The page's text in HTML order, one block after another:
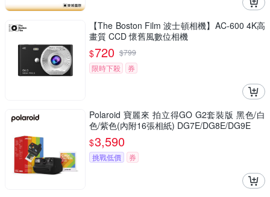
【The Boston Film 波士頓相機】AC-600 4K高
畫質 CCD 懷舊風數位相機
$720 $799
限時下殺
券
Polaroid 寶麗來 拍立得GO G2套裝版 黑色/白
色/紫色(內附16張相紙) DG7E/DG8E/DG9E
$3,590
挑戰低價 券